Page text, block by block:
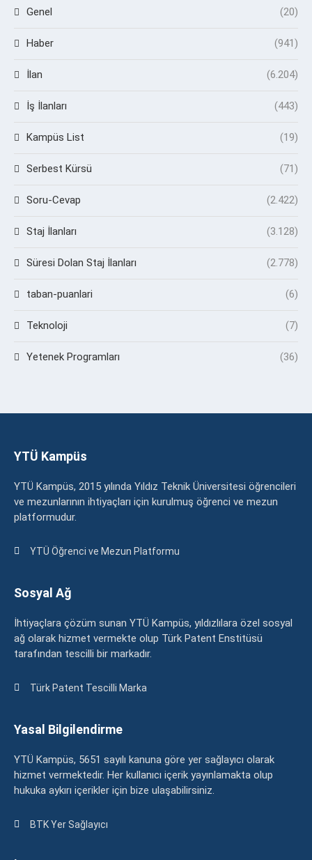
Genel (20)
Haber (941)
İlan (6.204)
İş İlanları (443)
Kampüs List (19)
Serbest Kürsü (71)
Soru-Cevap (2.422)
Staj İlanları (3.128)
Süresi Dolan Staj İlanları (2.778)
taban-puanlari (6)
Teknoloji (7)
Yetenek Programları (36)
YTÜ Kampüs
YTÜ Kampüs, 2015 yılında Yıldız Teknik Üniversitesi öğrencileri
ve mezunlarının ihtiyaçları için kurulmuş öğrenci ve mezun
platformudur.
YTÜ Öğrenci ve Mezun Platformu
Sosyal Ağ
İhtiyaçlara çözüm sunan YTÜ Kampüs, yıldızlılara özel sosyal
ağ olarak hizmet vermekte olup Türk Patent Enstitüsü
tarafından tescilli bir markadır.
Türk Patent Tescilli Marka
Yasal Bilgilendirme
YTÜ Kampüs, 5651 sayılı kanuna göre yer sağlayıcı olarak
hizmet vermektedir. Her kullanıcı içerik yayınlamakta olup
hukuka aykırı içerikler için bize ulaşabilirsiniz.
BTK Yer Sağlayıcı